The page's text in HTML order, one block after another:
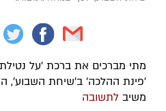
מתי מברכים את ברכת 'על
'פינת ההלכה' ב'שיחת השבוע',
משיב לתשובה